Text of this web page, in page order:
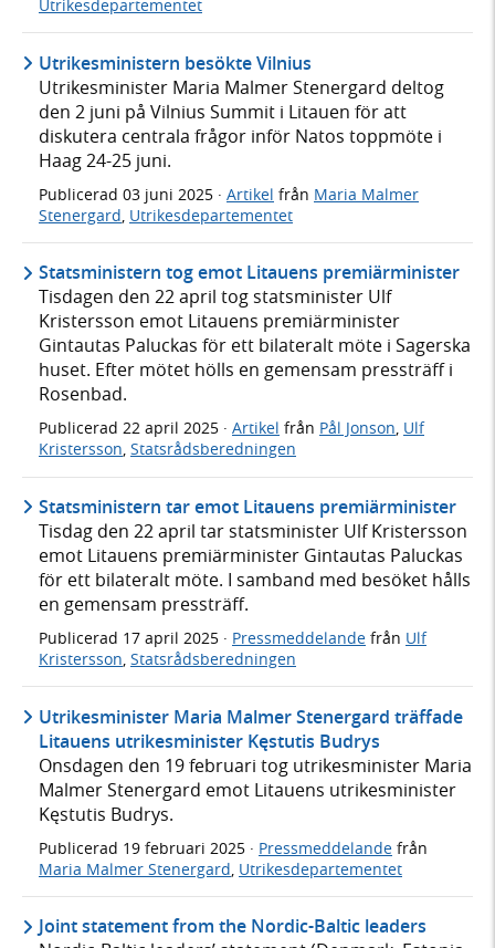
Utrikesdepartementet
Utrikesministern besökte Vilnius
Utrikesminister Maria Malmer Stenergard deltog
den 2 juni på Vilnius Summit i Litauen för att
diskutera centrala frågor inför Natos toppmöte i
Haag 24-25 juni.
Publicerad 03 juni 2025 · Artikel från Maria Malmer
Stenergard Utrikesdepartementet
Statsministern tog emot Litauens premiärminister
Tisdagen den 22 april tog statsminister Ulf
Kristersson emot Litauens premiärminister
Gintautas Paluckas för ett bilateralt möte i Sagerska
huset. Efter mötet hölls en gemensam pressträff i
Rosenbad.
Publicerad 22 april 2025 · Artikel från Pål Jonson, Ulf
Kristersson, Statsrådsberedningen
Statsministern tar emot Litauens premiärminister
Tisdag den 22 april tar statsminister Ulf Kristersson
emot Litauens premiärminister Gintautas Paluckas
för ett bilateralt möte. I samband med besöket hålls
en gemensam pressträff.
Publicerad 17 april 2025 · Pressmeddelande från Ulf
Kristersson, Statsrådsberedningen
Utrikesminister Maria Malmer Stenergard träffade
Litauens utrikesminister Kęstutis Budrys
Onsdagen den 19 februari tog utrikesminister Maria
Malmer Stenergard emot Litauens utrikesminister
Kęstutis Budrys.
Publicerad 19 februari 2025 · Pressmeddelande från
Maria Malmer Stenergard Utrikesdepartementet
Joint statement from the Nordic-Baltic leaders